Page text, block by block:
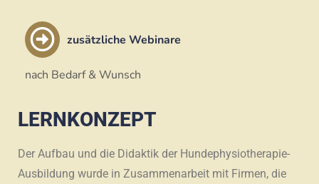
zusätzliche Webinare
nach Bedarf & Wunsch
LERNKONZEPT
Der Aufbau und die Didaktik der Hundephysiotherapie-
Ausbildung wurde in Zusammenarbeit mit Firmen, die